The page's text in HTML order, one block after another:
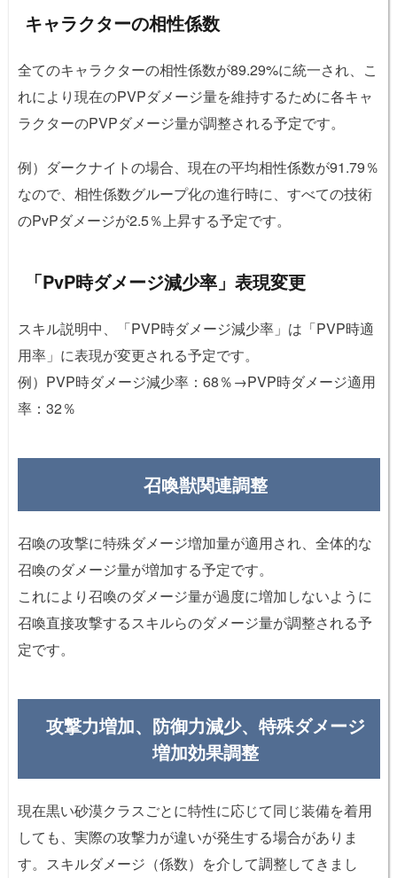
キャラクターの相性係数
全てのキャラクターの相性係数が89.29%に統一され、こ
れにより現在のPVPダメージ量を維持するために各キャ
ラクターのPVPダメージ量が調整される予定です。
例）ダークナイトの場合、現在の平均相性係数が91.79％
なので、相性係数グループ化の進行時に、すべての技術
のPvPダメージが2.5％上昇する予定です。
「PvP時ダメージ減少率」表現変更
スキル説明中、「PVP時ダメージ減少率」は「PVP時適
用率」に表現が変更される予定です。
例）PVP時ダメージ減少率：68％→PVP時ダメージ適用
率：32％
召喚獣関連調整
召喚の攻撃に特殊ダメージ増加量が適用され、全体的な
召喚のダメージ量が増加する予定です。
これにより召喚のダメージ量が過度に増加しないように
召喚直接攻撃するスキルらのダメージ量が調整される予
定です。
攻撃力増加、防御力減少、特殊ダメージ
増加効果調整
現在黒い砂漠クラスごとに特性に応じて同じ装備を着用
しても、実際の攻撃力が違いが発生する場合がありま
す。スキルダメージ（係数）を介して調整してきまし